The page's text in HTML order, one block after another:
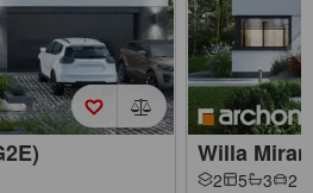
Willa
2 5 3
2